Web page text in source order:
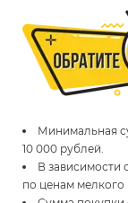
Минимальная
10 000 рублей.
В зависимости
по ценам мелкого